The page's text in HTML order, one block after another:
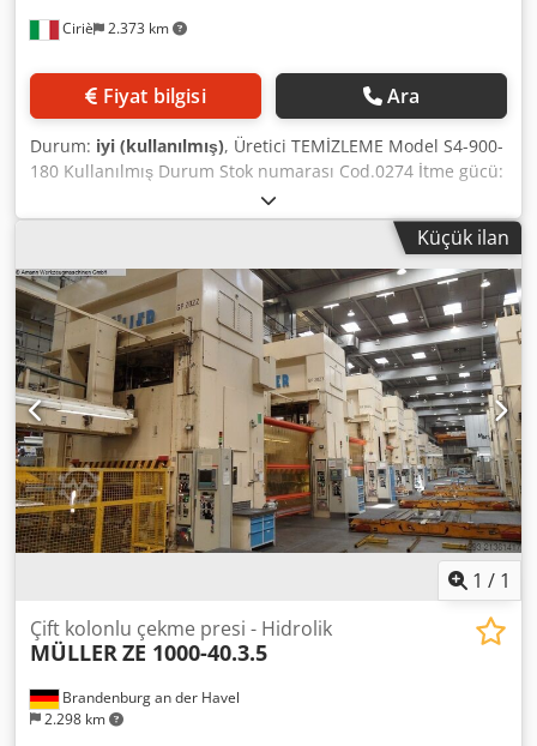
Ciriè 2.373 km
Fiyat bilgisi Ara
Durum: iyi (kullanılmış), Üretici TEMİZLEME Model S4-900-
180 Kullanılmış Durum Stok numarası Cod.0274 İtme gücü:
900 ton. İtme noktaları No. 4 Piston Kızak stroku 940 mm.
Kaydırma ayarı 762 mm. Strok sayısı/dakika No. 16 PMI'da
kalıp boşluğu 1,412 mm. Kızak boyutu 4,572 mm. x 2,438
mm. Tabla boyutu 4.572 mm. x 2.130 mm, Çekilebilir
taşıyıcı Mevcut Dcsdpfx Astzy R Njavjk Önden açıklık 4.622
mm. Omuzda yanal geçiş 1.400 mm. Hidrolik güvenlik
Mevcut Taban çerçevesindeki minder Mevcut Alt plaka
stroku 280 mm.
Küçük ilan
1 / 1
Brandenburg an der Havel
2.298 km
Çift kolonlu çekme presi - Hidrolik
MÜLLERZE 1000-40.3.5